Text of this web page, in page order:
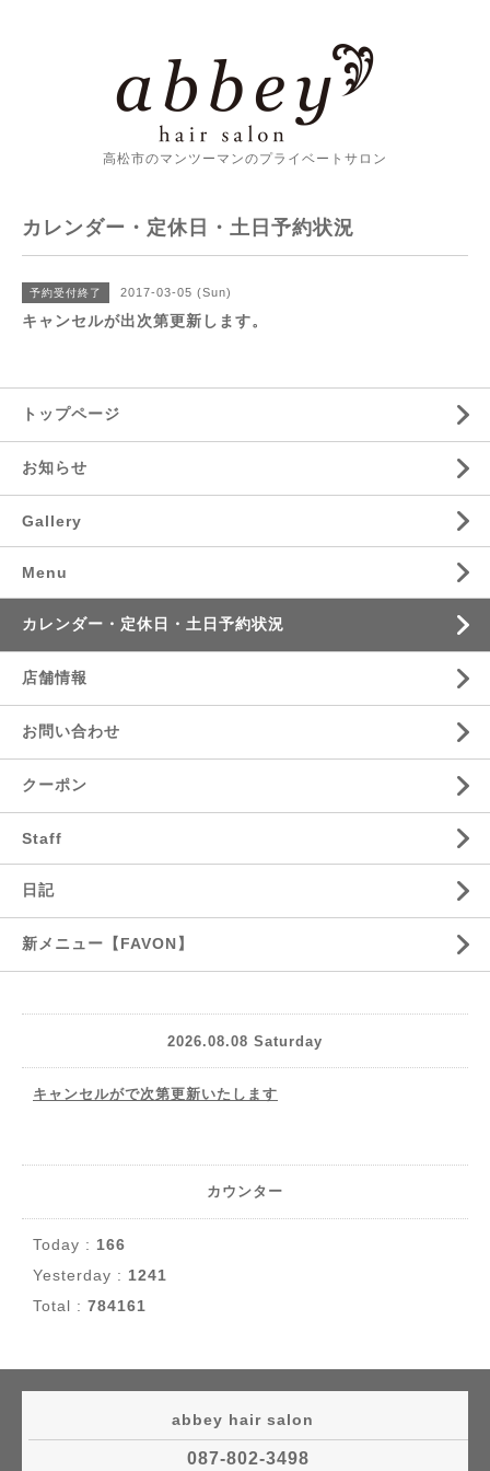
高松市のマンツーマンのプライベートサロン
カレンダー・定休日・土日予約状況
予約受付終了 2017-03-05 (Sun)
キャンセルが出次第更新します。
トップページ
お知らせ
Gallery
Menu
カレンダー・定休日・土日予約状況
店舗情報
お問い合わせ
クーポン
Staff
日記
新メニュー【FAVON】
2026.08.08 Saturday
キャンセルがで次第更新いたします
カウンター
Today : 166
Yesterday : 1241
Total : 784161
abbey hair salon
087-802-3498